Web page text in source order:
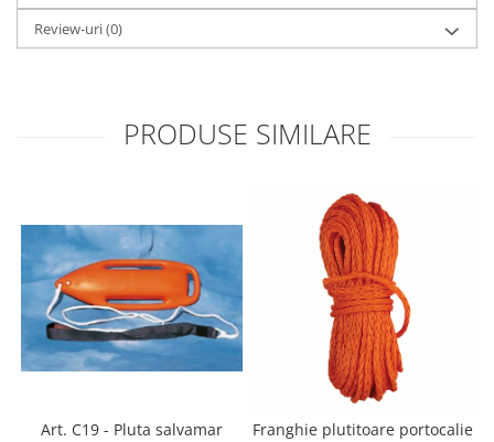
Review-uri(0)
PRODUSE SIMILARE
Art. C19 - Pluta salvamar Franghie plutitoare portocalie